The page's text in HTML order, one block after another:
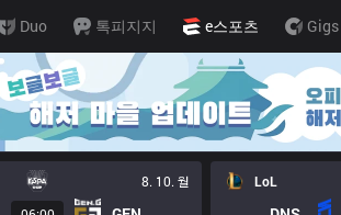
Duo 톡피지지 e스포츠 Gigs
8. 10. 월 LoL